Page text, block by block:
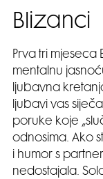
Blizanci
Prva tri
mentalnu
ljubavna
ljubavi vas
poruke koje
odnosima. Ako
i humor s
nedostajala.